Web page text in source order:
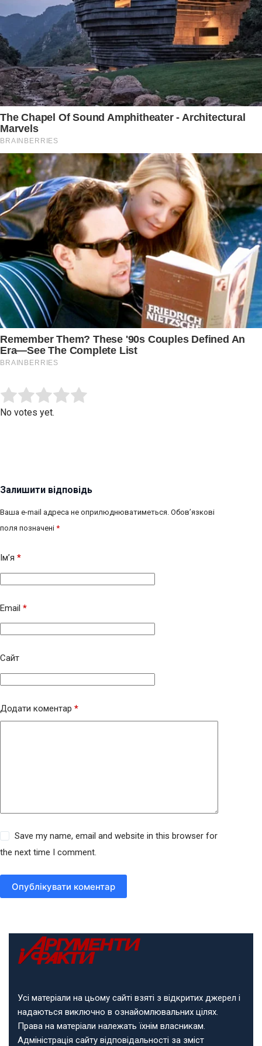
Rate this item:
No votes yet.
Залишити відповідь
Ваша e-mail адреса не оприлюднюватиметься. Обов’язкові
поля позначені *
Ім’я *
Email *
Сайт
Додати коментар *
Save my name, email and website in this browser for
the next time I comment.
Опублікувати коментар
Усі матеріали на цьому сайті взяті з відкритих джерел і
надаються виключно в ознайомлювальних цілях.
Права на матеріали належать їхнім власникам.
Адміністрація сайту відповідальності за зміст